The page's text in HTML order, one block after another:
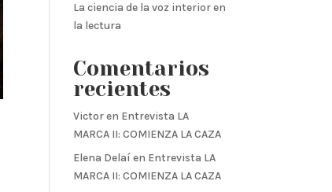
La ciencia de la voz interior en
la lectura
Comentarios
recientes
Victoren Entrevista LA
MARCA II: COMIENZA LA CAZA
Elena Delaíen Entrevista LA
MARCA II: COMIENZA LA CAZA